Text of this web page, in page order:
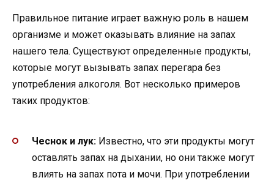
Правильное питание играет важную роль в нашем
организме и может оказывать влияние на запах
нашего тела. Существуют определенные продукты,
которые могут вызывать запах перегара без
употребления алкоголя. Вот несколько примеров
таких продуктов:
Чеснок и лук: Известно, что эти продукты могут
оставлять запах на дыхании, но они также могут
влиять на запах пота и мочи. При употреблении